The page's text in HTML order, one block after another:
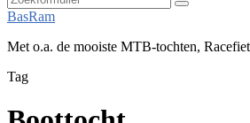
Zoeken
BasRam
Met o.a. de mooiste MTB-tochten,
Tag